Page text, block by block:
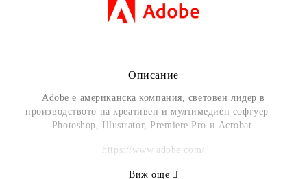
Описание
Adobe е американска компания, световен лидер в
производството на креативен и мултимедиен софтуер —
Photoshop, Illustrator, Premiere Pro и Acrobat.
https://www.adobe.com/
Виж още